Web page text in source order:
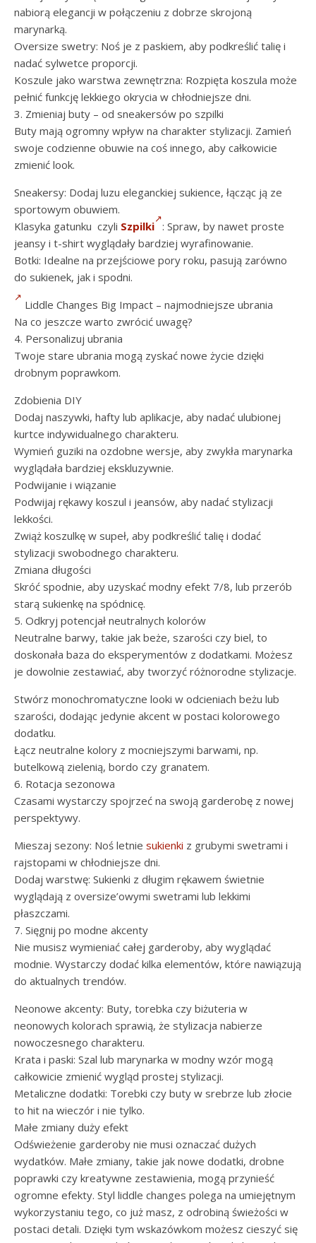
nabiorą elegancji w połączeniu z dobrze skrojoną
marynarką.
Oversize swetry: Noś je z paskiem, aby podkreślić talię i
nadać sylwetce proporcji.
Koszule jako warstwa zewnętrzna: Rozpięta koszula może
pełnić funkcję lekkiego okrycia w chłodniejsze dni.
3. Zmieniaj buty – od sneakersów po szpilki
Buty mają ogromny wpływ na charakter stylizacji. Zamień
swoje codzienne obuwie na coś innego, aby całkowicie
zmienić look.
Sneakersy: Dodaj luzu eleganckiej sukience, łącząc ją ze
sportowym obuwiem.
Klasyka gatunku czyli Szpilki : Spraw, by nawet proste
jeansy i t-shirt wyglądały bardziej wyrafinowanie.
Botki: Idealne na przejściowe pory roku, pasują zarówno
do sukienek, jak i spodni.
Liddle Changes Big Impact – najmodniejsze ubrania
Na co jeszcze warto zwrócić uwagę?
4. Personalizuj ubrania
Twoje stare ubrania mogą zyskać nowe życie dzięki
drobnym poprawkom.
Zdobienia DIY
Dodaj naszywki, hafty lub aplikacje, aby nadać ulubionej
kurtce indywidualnego charakteru.
Wymień guziki na ozdobne wersje, aby zwykła marynarka
wyglądała bardziej ekskluzywnie.
Podwijanie i wiązanie
Podwijaj rękawy koszul i jeansów, aby nadać stylizacji
lekkości.
Zwiąż koszulkę w supeł, aby podkreślić talię i dodać
stylizacji swobodnego charakteru.
Zmiana długości
Skróć spodnie, aby uzyskać modny efekt 7/8, lub przerób
starą sukienkę na spódnicę.
5. Odkryj potencjał neutralnych kolorów
Neutralne barwy, takie jak beże, szarości czy biel, to
doskonała baza do eksperymentów z dodatkami. Możesz
je dowolnie zestawiać, aby tworzyć różnorodne stylizacje.
Stwórz monochromatyczne looki w odcieniach beżu lub
szarości, dodając jedynie akcent w postaci kolorowego
dodatku.
Łącz neutralne kolory z mocniejszymi barwami, np.
butelkową zielenią, bordo czy granatem.
6. Rotacja sezonowa
Czasami wystarczy spojrzeć na swoją garderobę z nowej
perspektywy.
Mieszaj sezony: Noś letnie sukienki z grubymi swetrami i
rajstopami w chłodniejsze dni.
Dodaj warstwę: Sukienki z długim rękawem świetnie
wyglądają z oversize’owymi swetrami lub lekkimi
płaszczami.
7. Sięgnij po modne akcenty
Nie musisz wymieniać całej garderoby, aby wyglądać
modnie. Wystarczy dodać kilka elementów, które nawiązują
do aktualnych trendów.
Neonowe akcenty: Buty, torebka czy biżuteria w
neonowych kolorach sprawią, że stylizacja nabierze
nowoczesnego charakteru.
Krata i paski: Szal lub marynarka w modny wzór mogą
całkowicie zmienić wygląd prostej stylizacji.
Metaliczne dodatki: Torebki czy buty w srebrze lub złocie
to hit na wieczór i nie tylko.
Małe zmiany duży efekt
Odświeżenie garderoby nie musi oznaczać dużych
wydatków. Małe zmiany, takie jak nowe dodatki, drobne
poprawki czy kreatywne zestawienia, mogą przynieść
ogromne efekty. Styl liddle changes polega na umiejętnym
wykorzystaniu tego, co już masz, z odrobiną świeżości w
postaci detali. Dzięki tym wskazówkom możesz cieszyć się